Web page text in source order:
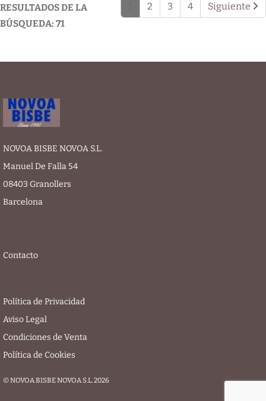
2 3 4 Siguiente
RESULTADOS DE LA
BÚSQUEDA: 71
NOVOA BISBE NOVOA S.L.
Manuel De Falla 54
08403 Granollers
Barcelona
Contacto
Política de Privacidad
Aviso Legal
Condiciones de Venta
Política de Cookies
© NOVOA BISBE NOVOA S.L. 2026